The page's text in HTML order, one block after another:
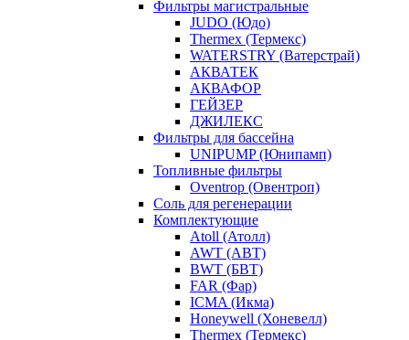
Фильтры магистральные
JUDO (Юдо)
Thermex (Термекс)
WATERSTRY (Ватерстрай)
АКВАТЕК
АКВАФОР
ГЕЙЗЕР
ДЖИЛЕКС
Фильтры для бассейна
UNIPUMP (Юнипамп)
Топливные фильтры
Oventrop (Овентроп)
Соль для регенерации
Комплектующие
Atoll (Атолл)
AWT (АВТ)
BWT (БВТ)
FAR (Фар)
ICMA (Икма)
Honeywell (Хоневелл)
Thermex (Термекс)